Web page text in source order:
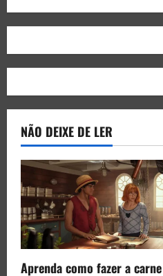
NÃO DEIXE DE LER
Aprenda como fazer a